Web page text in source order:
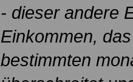
- dieser andere
Einkommen,
bestimmten